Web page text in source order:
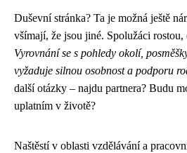
Duševní stránka? Ta je možná ještě
všímají, že jsou jiné. Spolužáci rostou,
Vyrovnání se s pohledy okolí,
vyžaduje silnou osobnost a podporu
další otázky – najdu partnera? Budu
uplatním v životě?
Naštěstí v oblasti vzdělávání a